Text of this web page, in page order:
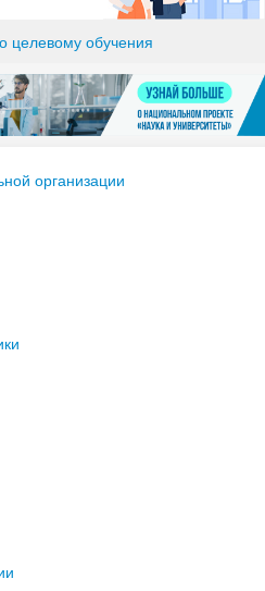
целевому обучения
организации